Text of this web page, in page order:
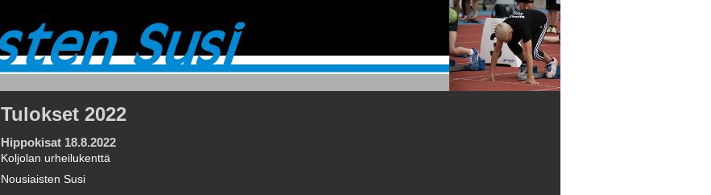
Tulokset 2022
Hippokisat 18.8.2022
Koljolan urheilukenttä
Nousiaisten Susi